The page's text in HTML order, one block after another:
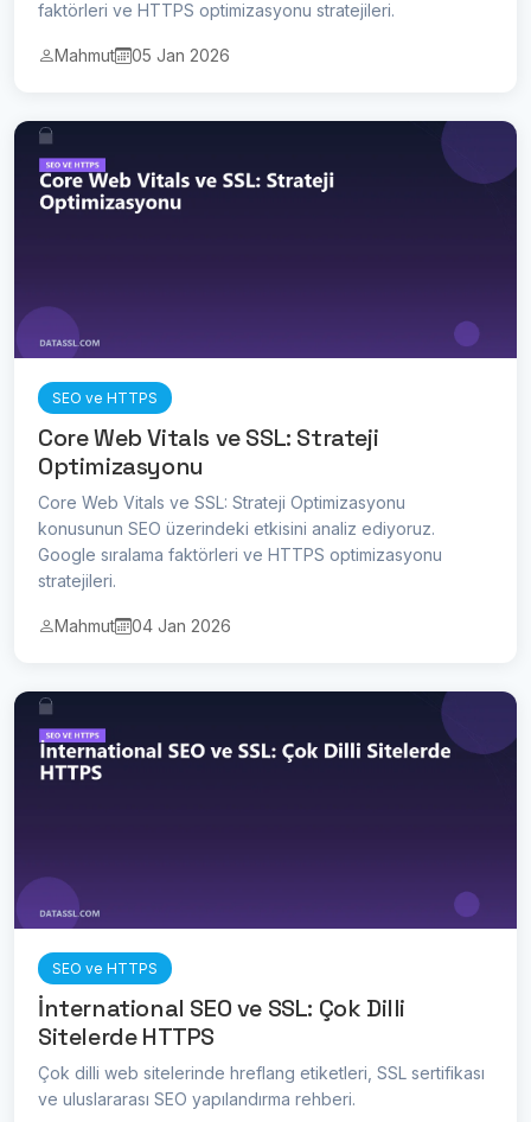
faktörleri ve HTTPS optimizasyonu stratejileri.
Mahmut 05 Jan 2026
SEO ve HTTPS
Core Web Vitals ve SSL: Strateji
Optimizasyonu
Core Web Vitals ve SSL: Strateji Optimizasyonu
konusunun SEO üzerindeki etkisini analiz ediyoruz.
Google sıralama faktörleri ve HTTPS optimizasyonu
stratejileri.
Mahmut 04 Jan 2026
SEO ve HTTPS
İnternational SEO ve SSL: Çok Dilli
Sitelerde HTTPS
Çok dilli web sitelerinde hreflang etiketleri, SSL sertifikası
ve uluslararası SEO yapılandırma rehberi.